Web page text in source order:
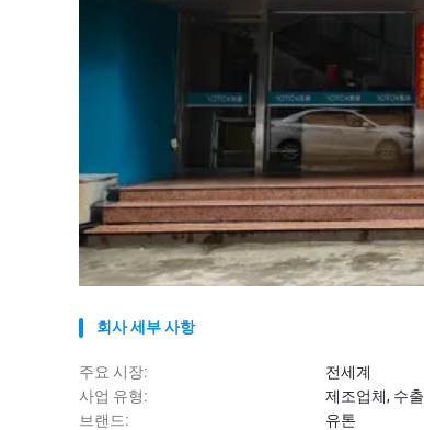
회사 세부 사항
주요 시장:
전세계
사업 유형:
제조업체, 수출
브랜드:
유톤